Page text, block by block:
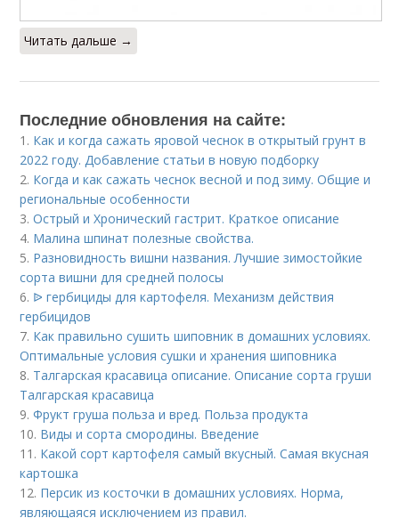
Читать дальше →
Последние обновления на сайте:
1. Как и когда сажать яровой чеснок в открытый грунт в
2022 году. Добавление статьи в новую подборку
2. Когда и как сажать чеснок весной и под зиму. Общие и
региональные особенности
3.Острый и Хронический гастрит. Краткое описание
4. Малина шпинат полезные свойства.
5. Разновидность вишни названия. Лучшие зимостойкие
сорта вишни для средней полосы
6. ᐉ гербициды для картофеля. Механизм действия
гербицидов
7. Как правильно сушить шиповник в домашних условиях.
Оптимальные условия сушки и хранения шиповника
8. Талгарская красавица описание. Описание сорта груши
Талгарская красавица
9.Фрукт груша польза и вред. Польза продукта
10. Виды и сорта смородины. Введение
11. Какой сорт картофеля самый вкусный. Самая вкусная
картошка
12. Персик из косточки в домашних условиях. Норма,
являющаяся исключением из правил.